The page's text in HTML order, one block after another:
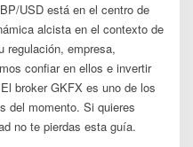
USD está en el centro de
alcista en el contexto de
regulación, empresa,
confiar en ellos e invertir
broker GKFX es uno de los
del momento. Si quieres
no te pierdas esta guía.